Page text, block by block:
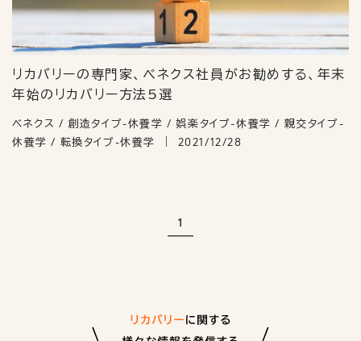
リカバリーの専門家、べネクス社員がお勧めする、年末
年始のリカバリー方法5選
ベネクス / 創造タイプ-休養学 / 娯楽タイプ-休養学 / 親交タイプ-
休養学 / 転換タイプ-休養学
2021/12/28
1